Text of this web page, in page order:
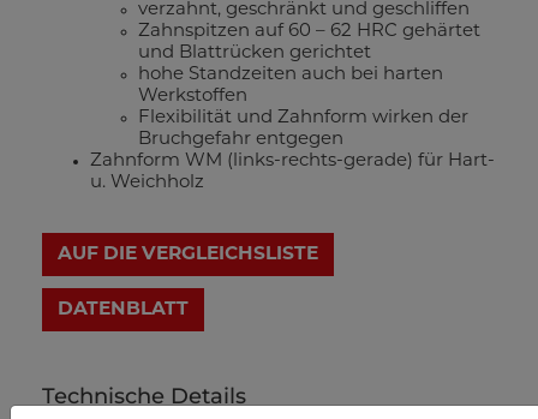
verzahnt, geschränkt und geschliffen
Zahnspitzen auf 60 – 62 HRC gehärtet
und Blattrücken gerichtet
hohe Standzeiten auch bei harten
Werkstoffen
Flexibilität und Zahnform wirken der
Bruchgefahr entgegen
Zahnform WM (links-rechts-gerade) für Hart-
u. Weichholz
AUF DIE VERGLEICHSLISTE
DATENBLATT
Technische Details